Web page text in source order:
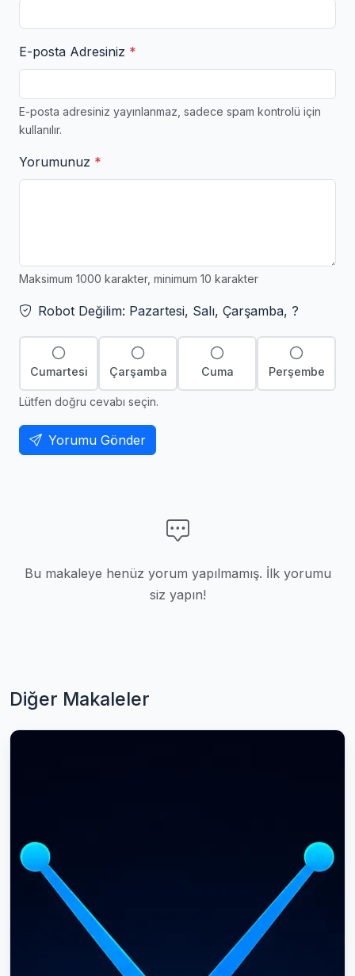
E-posta Adresiniz *
E-posta adresiniz yayınlanmaz, sadece spam kontrolü için
kullanılır.
Yorumunuz *
Maksimum 1000 karakter, minimum 10 karakter
Robot Değilim: Pazartesi, Salı, Çarşamba, ?
Cumartesi Çarşamba Cuma Perşembe
Lütfen doğru cevabı seçin.
Yorumu Gönder
Bu makaleye henüz yorum yapılmamış. İlk yorumu
siz yapın!
Diğer Makaleler